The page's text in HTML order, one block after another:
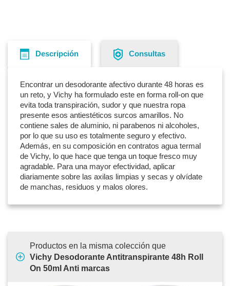
Descripción Consultas
Encontrar un desodorante afectivo durante 48 horas es
un reto, y Vichy ha formulado este en forma roll-on que
evita toda transpiración, sudor y que nuestra ropa
presente esos antiestéticos surcos amarillos. No
contiene sales de aluminio, ni parabenos ni alcoholes,
por lo que su uso es totalmente seguro y efectivo.
Además, en su composición en contratos agua termal
de Vichy, lo que hace que tenga un toque fresco muy
agradable. Para una mayor efectividad, aplicar
diariamente sobre las axilas limpias y secas y olvídate
de manchas, residuos y malos olores.
Productos en la misma colección que
Vichy Desodorante Antitranspirante 48h Roll
On 50ml Anti marcas